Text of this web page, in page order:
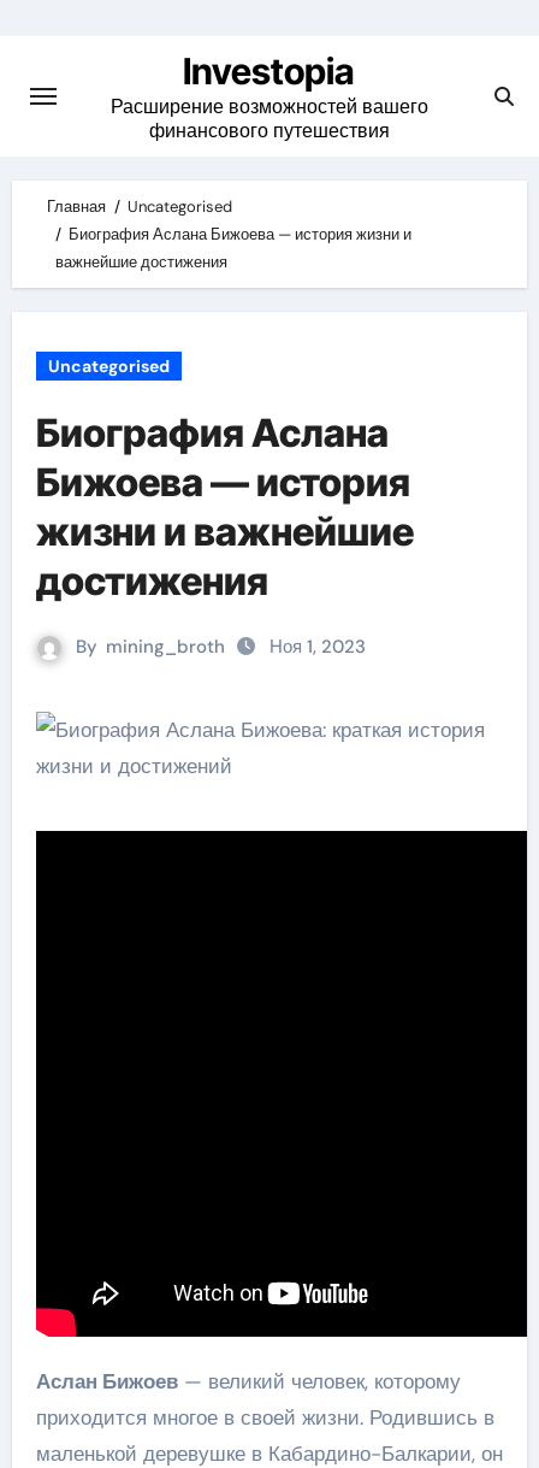
content
Investopia
Расширение возможностей вашего
финансового путешествия
Главная
Uncategorised
Биография Аслана Бижоева — история жизни и
важнейшие достижения
Uncategorised
Биография Аслана
Бижоева — история
жизни и важнейшие
достижения
By mining_broth Ноя 1, 2023
Аслан Бижоев— великий человек, которому
приходится многое в своей жизни. Родившись в
маленькой деревушке в Кабардино-Балкарии, он